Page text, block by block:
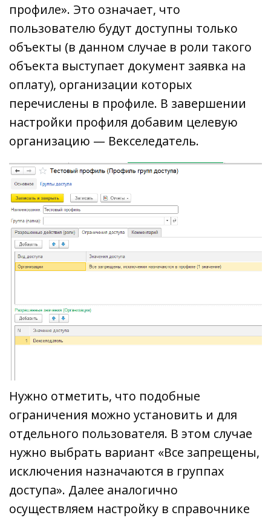
профиле». Это означает, что
пользователю будут доступны только
объекты (в данном случае в роли такого
объекта выступает документ заявка на
оплату), организации которых
перечислены в профиле. В завершении
настройки профиля добавим целевую
организацию — Векселедатель.
Нужно отметить, что подобные
ограничения можно установить и для
отдельного пользователя. В этом случае
нужно выбрать вариант «Все запрещены,
исключения назначаются в группах
доступа». Далее аналогично
осуществляем настройку в справочнике